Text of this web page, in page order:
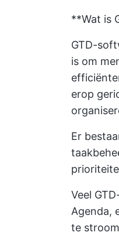
**Wat is
GTD-
is om
erop
Er
Veel
Agenda,
te